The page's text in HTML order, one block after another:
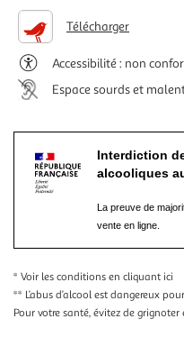
Télécharger
Accessibilité : non
Espace sourds et
Interdiction
alcooliques
La preuve de
vente en ligne.
* Voir les conditions en cliquant ici
** L’abus d’alcool est dangereux
Pour votre santé, évitez de grignoter